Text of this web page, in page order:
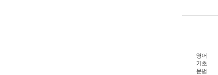
영어
기초
문법